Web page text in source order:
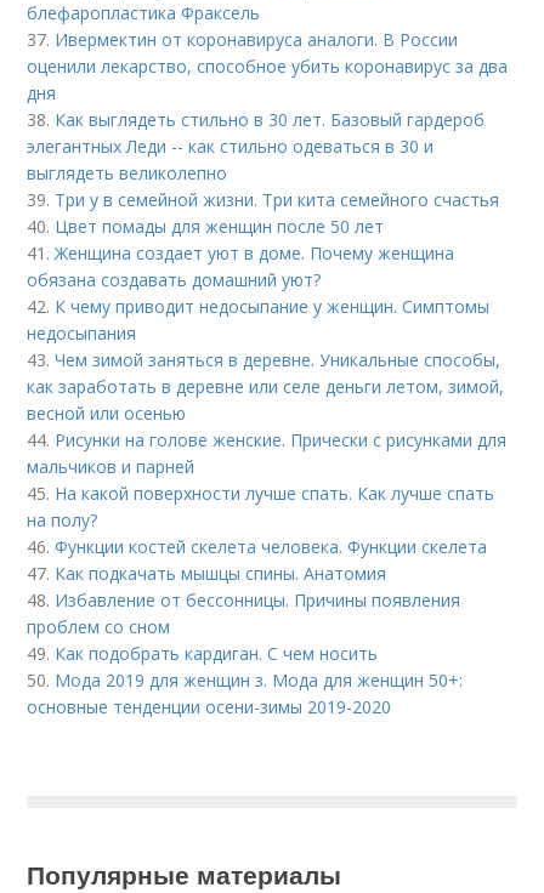
блефаропластика Фраксель
37. Ивермектин от коронавируса аналоги. В России
оценили лекарство, способное убить коронавирус за два
дня
38. Как выглядеть стильно в 30 лет. Базовый гардероб
элегантных Леди -- как стильно одеваться в 30 и
выглядеть великолепно
39. Три у в семейной жизни. Три кита семейного счастья
40. Цвет помады для женщин после 50 лет
41.Женщина создает уют в доме. Почему женщина
обязана создавать домашний уют?
42. К чему приводит недосыпание у женщин. Симптомы
недосыпания
43.Чем зимой заняться в деревне. Уникальные способы,
как заработать в деревне или селе деньги летом, зимой,
весной или осенью
44. Рисунки на голове женские. Прически с рисунками для
мальчиков и парней
45. На какой поверхности лучше спать. Как лучше спать
на полу?
46.Функции костей скелета человека. Функции скелета
47. Как подкачать мышцы спины. Анатомия
48. Избавление от бессонницы. Причины появления
проблем со сном
49. Как подобрать кардиган. С чем носить
50. Мода 2019 для женщин з. Мода для женщин 50+:
основные тенденции осени-зимы 2019-2020
Популярные материалы